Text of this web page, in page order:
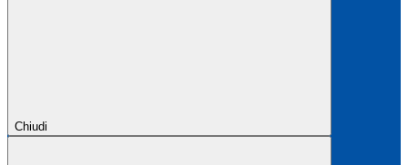
Chiudi